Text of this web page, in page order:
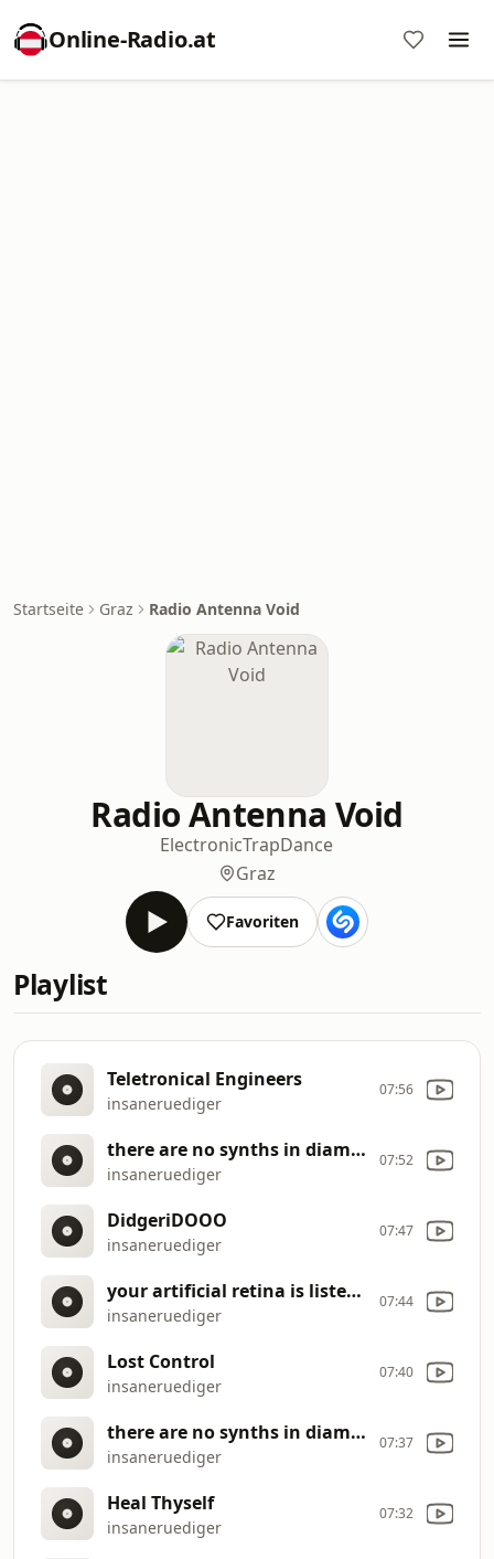
Online‑Radio.at
Startseite Graz Radio Antenna Void
Radio Antenna Void
ElectronicTrapDance
Graz
Favoriten
Playlist
Teletronical Engineers
insaneruediger
07:56
there are no synths in diamond city...
insaneruediger
07:52
DidgeriDOOO
insaneruediger
07:47
your artificial retina is listening...
insaneruediger
07:44
Lost Control
insaneruediger
07:40
there are no synths in diamond city...
insaneruediger
07:37
Heal Thyself
insaneruediger
07:32